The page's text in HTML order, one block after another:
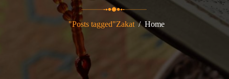
Home
Posts tagged"Zakat"